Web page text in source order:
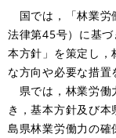
国では，「林業労
法律第45号）に基
本方針」を策定し，
な方向や必要な措置
県では，林業労働
き，基本方針及び
島県林業労働力の